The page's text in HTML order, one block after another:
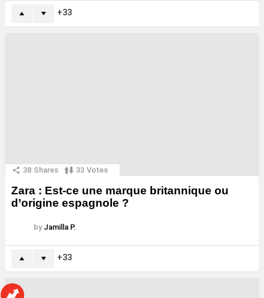
33
38 Shares 33 Votes
Zara : Est-ce une marque britannique ou
d’origine espagnole ?
by Jamilla P.
33